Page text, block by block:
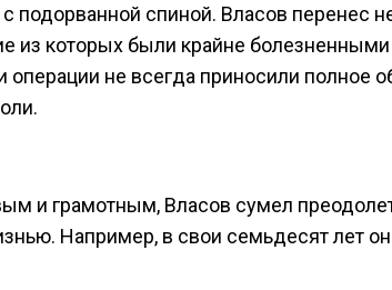
подорванной спиной. Власов перенес
из которых были крайне болезненными
операции не всегда приносили полное
и грамотным, Власов сумел
Например, в свои семьдесят лет